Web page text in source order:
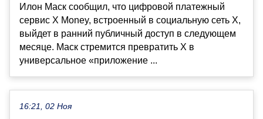
Илон Маск сообщил, что цифровой платежный
сервис X Money, встроенный в социальную сеть X,
выйдет в ранний публичный доступ в следующем
месяце. Маск стремится превратить X в
универсальное «приложение ...
16:21, 02 Ноя